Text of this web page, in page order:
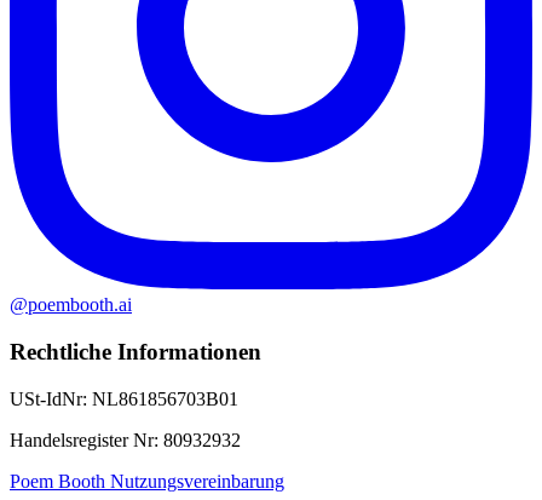
@poembooth.ai
Rechtliche Informationen
USt-IdNr: NL861856703B01
Handelsregister Nr: 80932932
Poem Booth Nutzungsvereinbarung